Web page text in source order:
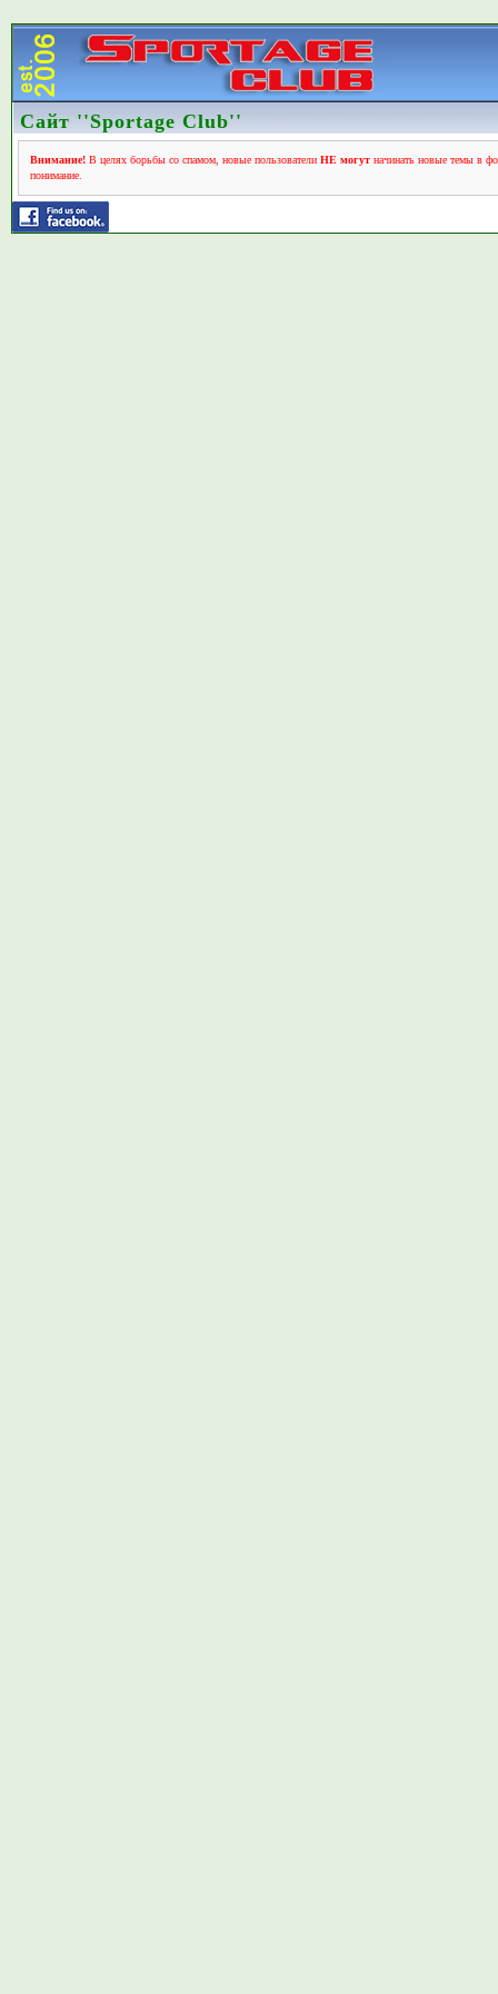
Сайт ''Sportage Club''
Внимание!В целях борьбы со спамом, новые пользователи НЕ могутначинать новые темы в
понимание.